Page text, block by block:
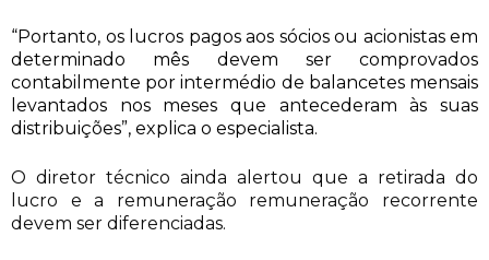
“Portanto, os lucros pagos aos sócios ou acionistas em
determinado mês devem ser comprovados
contabilmente por intermédio de balancetes mensais
levantados nos meses que antecederam às suas
distribuições”, explica o especialista.
O diretor técnico ainda alertou que a retirada do
lucro e a remuneração remuneração recorrente
devem ser diferenciadas.